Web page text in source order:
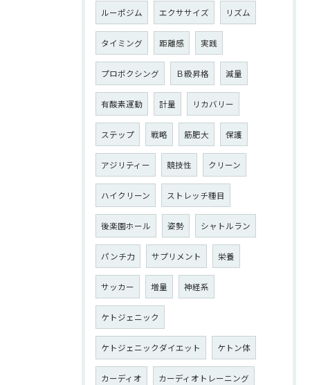
ルーポジム エクササイズ リズム
タイミング 距離感 実践
プロボクシング Ｂ級昇格 減量
有酸素運動 計量 リカバリー
ステップ 戦略 筋肥大 保護
アジリティー 競技性 クリーン
ハイクリーン ストレッチ種目
後楽園ホール 姿勢 シャトルラン
パンチ力 サプリメント 栄養
サッカー 増量 神経系
ケトジェニック
ケトジェニックダイエット ケトン体
カーディオ カーディオトレーニング